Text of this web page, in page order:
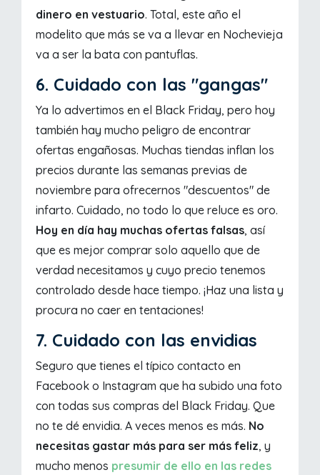
dinero en vestuario. Total, este año el
modelito que más se va a llevar en Nochevieja
va a ser la bata con pantuflas.
6. Cuidado con las "gangas"
Ya lo advertimos en el Black Friday, pero hoy
también hay mucho peligro de encontrar
ofertas engañosas. Muchas tiendas inflan los
precios durante las semanas previas de
noviembre para ofrecernos "descuentos" de
infarto. Cuidado, no todo lo que reluce es oro.
Hoy en día hay muchas ofertas falsas, así
que es mejor comprar solo aquello que de
verdad necesitamos y cuyo precio tenemos
controlado desde hace tiempo. ¡Haz una lista y
procura no caer en tentaciones!
7. Cuidado con las envidias
Seguro que tienes el típico contacto en
Facebook o Instagram que ha subido una foto
con todas sus compras del Black Friday. Que
no te dé envidia. A veces menos es más. No
necesitas gastar más para ser más feliz, y
mucho menos presumir de ello en las redes